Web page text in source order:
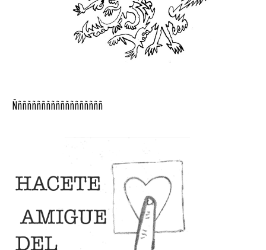
Ñññññññññññññññññññ